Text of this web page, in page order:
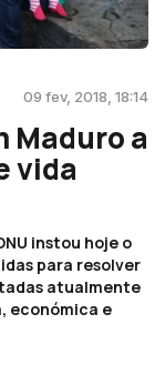
09 fev, 2018, 18:14
Maduro a
vida
instou hoje o
para resolver
atualmente
económica e